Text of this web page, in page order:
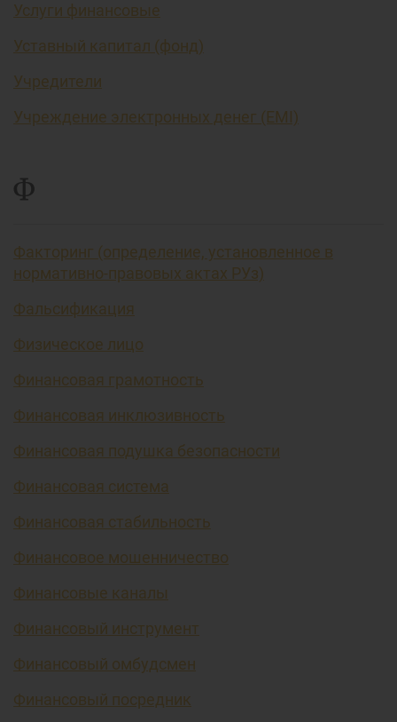
Услуги финансовые
Уставный капитал (фонд)
Учредители
Учреждение электронных денег (EMI)
Ф
Факторинг (определение, установленное в
нормативно-правовых актах РУз)
Фальсификация
Физическое лицо
Финансовая грамотность
Финансовая инклюзивность
Финансовая подушка безопасности
Финансовая система
Финансовая стабильность
Финансовое мошенничество
Финансовые каналы
Финансовый инструмент
Финансовый омбудсмен
Финансовый посредник